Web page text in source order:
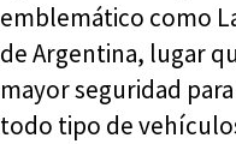
emblemático como
de Argentina, lugar
mayor seguridad
todo tipo de